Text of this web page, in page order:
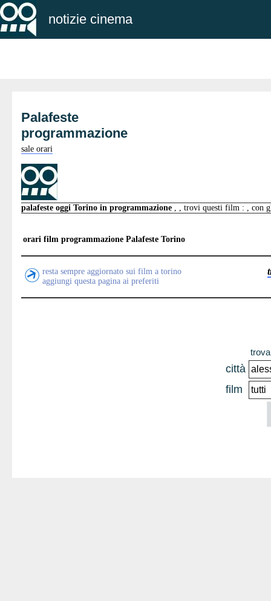
notizie cinema
Palafeste
programmazione
sale orari
palafeste oggi Torino in programmazione , , trovi questi film : , con
orari film programmazione Palafeste Torino
resta sempre aggiornato sui film a torino
aggiungi questa pagina ai preferiti
città
film